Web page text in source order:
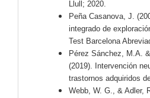
Llull; 2020.
Peña Casanova, J.
integrado de
Test Barcelona
Pérez Sánchez, M.A.
(2019). Intervención
trastornos adquiridos
Webb, W. G., & Adler,